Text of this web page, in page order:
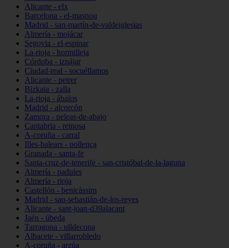
Alicante - elx
Barcelona - el-masnou
Madrid - san-martín-de-valdeiglesias
Almería - mojácar
Segovia - el-espinar
La-rioja - hormilleja
Córdoba - iznájar
Ciudad-real - socuéllamos
Alicante - petrer
Bizkaia - zalla
La-rioja - ábalos
Madrid - alcorcón
Zamora - peleas-de-abajo
Cantabria - reinosa
A-coruña - carral
Illes-balears - pollença
Granada - santa-fe
Santa-cruz-de-tenerife - san-cristóbal-de-la-laguna
Almería - padules
Almería - rioja
Castellón - benicàssim
Madrid - san-sebastián-de-los-reyes
Alicante - sant-joan-d39alacant
Jaén - úbeda
Tarragona - ulldecona
Albacete - villarrobledo
A-coruña - arzúa